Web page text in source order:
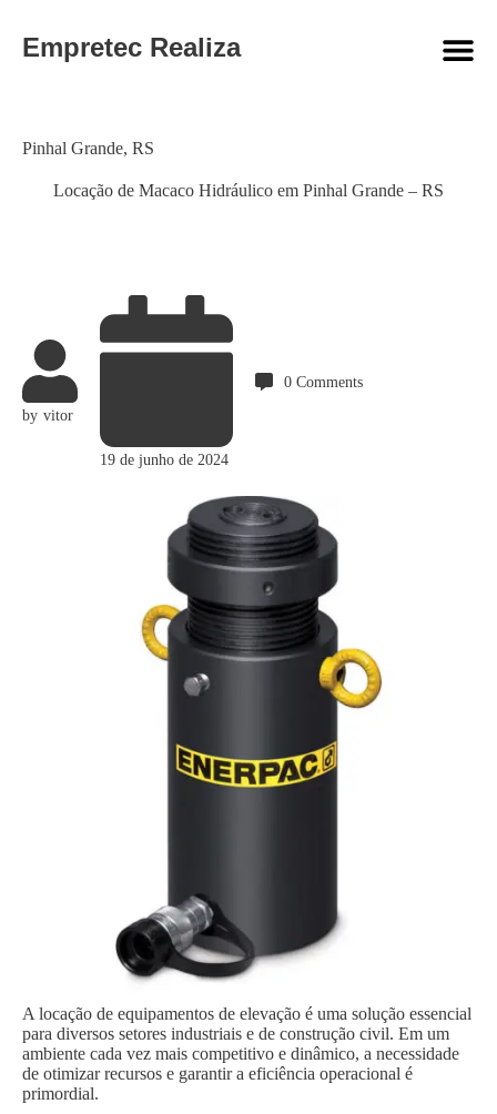
Empretec Realiza
Locação de Macaco Hidráulico em Pinhal Grande – RS
Category
Pinhal Grande, RS
by vitor
19 de junho de 2024
0 Comments
A locação de equipamentos de elevação é uma solução essencial
para diversos setores industriais e de construção civil. Em um
ambiente cada vez mais competitivo e dinâmico, a necessidade
de otimizar recursos e garantir a eficiência operacional é
primordial.